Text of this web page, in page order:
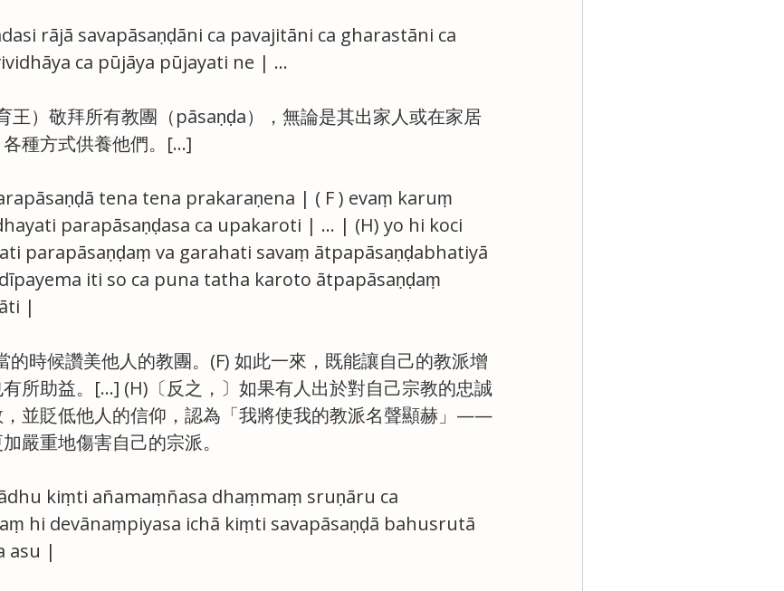
rājā savapāsaṇḍāni ca pavajitāni ca gharastāni ca
ca pūjāya pūjayati ne | …
王）敬拜所有教團（pāsaṇḍa），無論是其出家人或在家居
種方式供養他們。[…]
tena tena prakaraṇena | ( F ) evaṃ karuṃ
parapāsaṇḍasa ca upakaroti | … | (H) yo hi koci
parapāsaṇḍaṃ va garahati savaṃ ātpapāsaṇḍabhatiyā
iti so ca puna tatha karoto ātpapāsaṇḍaṃ
|
的時候讚美他人的教團。(F) 如此一來，既能讓自己的教派增
所助益。[…] (H)〔反之，〕如果有人出於對自己宗教的忠誠
並貶低他人的信仰，認為「我將使我的教派名聲顯赫」——
嚴重地傷害自己的宗派。
kiṃti añamaṃñasa dhaṃmaṃ sruṇāru ca
hi devānaṃpiyasa ichā kiṃti savapāsaṇḍā bahusrutā
asu |